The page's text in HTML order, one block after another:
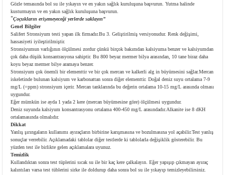
Gözle temasında bol su ile yıkayın ve en yakın sağlık kuruluşuna başvurun. Yutma halinde
kusturmayın ve en yakın sağlık kuruluşuna başvurun.
"Çoçukların erişemeyeceği yerlerde saklayın”
Genel Bilgiler
Salifert Stronsiyum testi yapan ilk firmadır.Bu 3. Geliştirilmiş versiyonudur. Renk değişimi,
hassasiyeti iyileştirilmiştir.
Stronsiyumun varlığının ölçülmesi zordur çünkü birçok bakımdan kalsiyuma benzer ve kalsiyumdan
çok daha düşük konsantrasyona sahiptir. Bu 800 beyaz mermer bilya arasından, 10 tane biraz daha
koyu beyaz mermer bilye aramaya benzer.
Stronsiyum çok önemli bir elementtir ve bir çok mercan ve kalkerli alg in büyümesini sağlar.Mercan
iskeletinde bulunan kalsiyum ve karbonattan sonra diğer elementtir. Doğal deniz suyu ortalama 7-9
mg/L (=ppm) stronsiyum içerir. Mercan tanklarında bu değerin ortalama 10-15 mg/L arasında olması
uygundur.
Eğer mümkün ise ayda 1 yada 2 kere (mercan büyümesine göre) ölçülmesi uygundur.
Deniz suyunda kalsiyum konsantrasyonu ortalama 400-450 mg/L arasındadır.Alkanite ise 8 dKH
ortalamasında olmalıdır.
Dikkat
Yanlış şırıngaların kullanımı ayıraçların birbirine karışmasına ve bozulmasına yol açabilir.Test yanlış
sonuçlar verrebilir. Açıklamadaki tablolar diğer testlerde ki tablolarla değişiklik gösterebilir. Bu
yüzden test ile birlikte gelen açıklamalara uyunuz.
Temizlik
Kullandıktan sonra test tüplerini sıcak su ile bir kaç kere çalkalayın. Eğer yapışıp çıkmayan ayıraç
kalıntıları varsa test tüblerini sirke ile doldurup daha sonra bol su ile yıkayıp temizleyebilirsiniz.